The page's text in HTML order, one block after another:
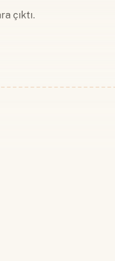
çıktı.